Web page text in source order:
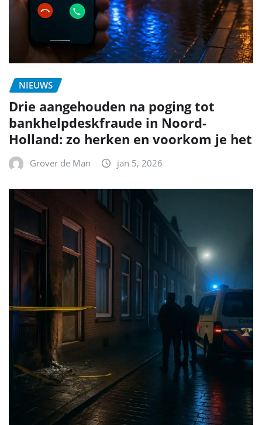
NIEUWS
Drie aangehouden na poging tot
bankhelpdeskfraude in Noord-
Holland: zo herken en voorkom je het
Grover de Man jan 5, 2026